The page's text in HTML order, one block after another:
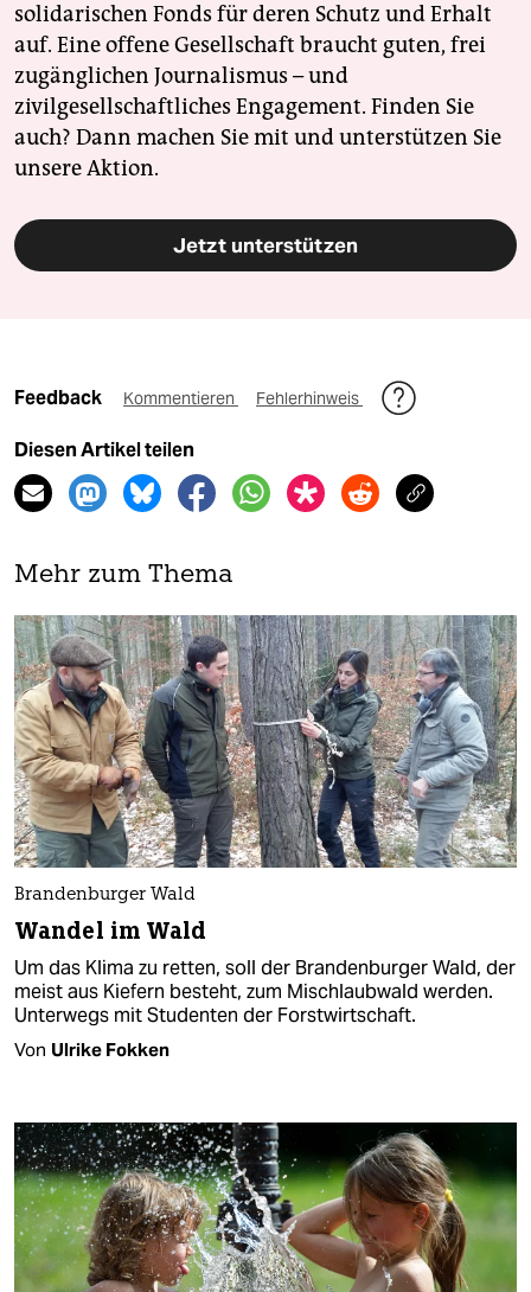
solidarischen Fonds für deren Schutz und Erhalt
auf. Eine offene Gesellschaft braucht guten, frei
zugänglichen Journalismus – und
zivilgesellschaftliches Engagement. Finden Sie
auch? Dann machen Sie mit und unterstützen Sie
unsere Aktion.
Jetzt unterstützen
Feedback Kommentieren Fehlerhinweis
Diesen Artikel teilen
Mehr zum Thema
Brandenburger Wald
Wandel im Wald
Um das Klima zu retten, soll der Brandenburger Wald, der
meist aus Kiefern besteht, zum Mischlaubwald werden.
Unterwegs mit Studenten der Forstwirtschaft.
Von Ulrike Fokken